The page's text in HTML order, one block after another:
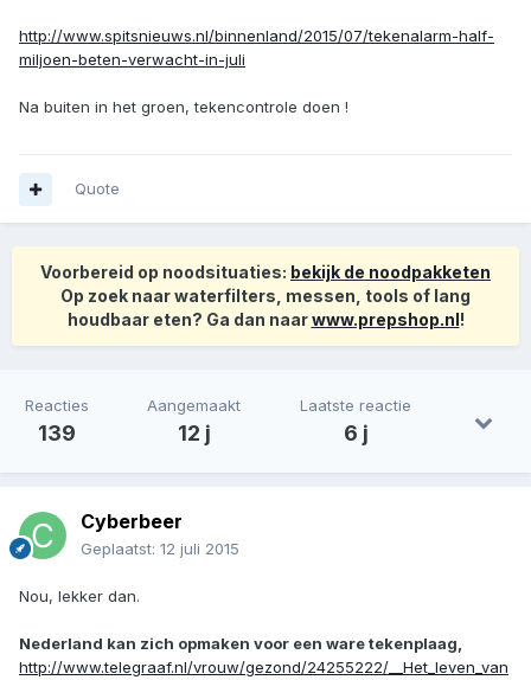
http://www.spitsnieuws.nl/binnenland/2015/07/tekenalarm-half-
miljoen-beten-verwacht-in-juli
Na buiten in het groen, tekencontrole doen !
Quote
Voorbereid op noodsituaties: bekijk de noodpakketen
Op zoek naar waterfilters, messen, tools of lang
houdbaar eten? Ga dan naarwww.prepshop.nl!
Reacties
139
Aangemaakt
12 j
Laatste reactie
6 j
Cyberbeer
Geplaatst: 12 juli 2015
Nou, lekker dan.
Nederland kan zich opmaken voor een ware tekenplaag,
http://www.telegraaf.nl/vrouw/gezond/24255222/__Het_leven_van